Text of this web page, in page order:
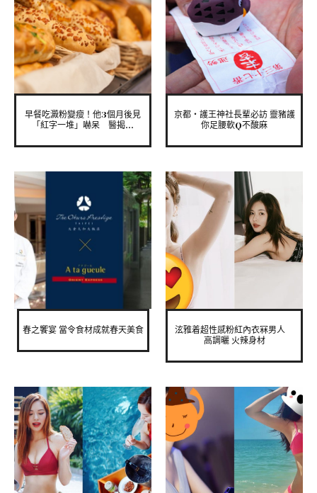
早餐吃澱粉變瘦！他3個月後見
「紅字一堆」嚇呆 醫揭...
京都‧護王神社長輩必訪 靈豬護
你足腰軟Q不酸麻
春之饗宴 當令食材成就春天美食
泫雅着超性感粉紅內衣冧男人
高調曬 火辣身材